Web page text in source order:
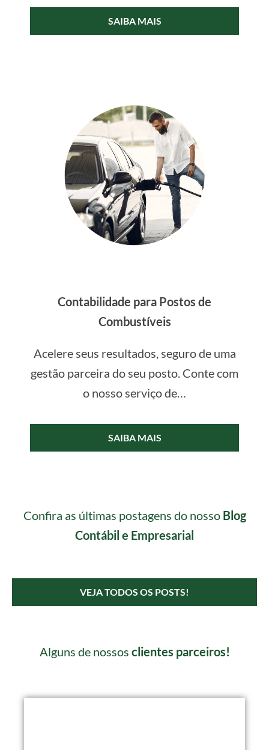
SAIBA MAIS
Contabilidade para Postos de
Combustíveis
Acelere seus resultados, seguro de uma
gestão parceira do seu posto. Conte com
o nosso serviço de…
SAIBA MAIS
Confira as últimas postagens do nosso Blog
Contábil e Empresarial
VEJA TODOS OS POSTS!
Alguns de nossos clientes parceiros!